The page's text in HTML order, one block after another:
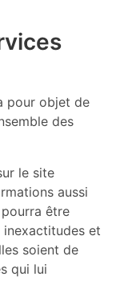
pour objet de
des
le site
aussi
être
inexactitudes et
soient de
qui lui